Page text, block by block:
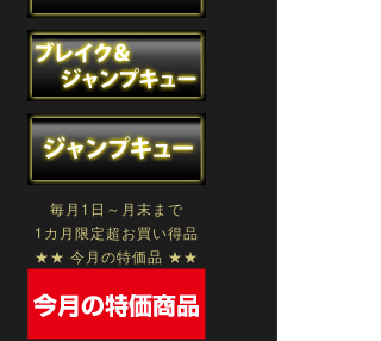
毎月1日～月末まで
1カ月限定超お買い得品
★★ 今月の特価品 ★★